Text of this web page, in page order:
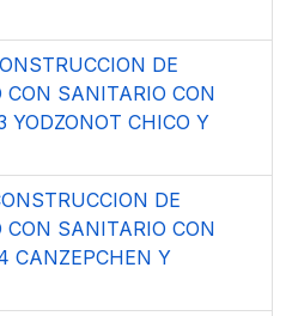
DE
SANITARIO CON
YODZONOT CHICO Y
DE
SANITARIO CON
CANZEPCHEN Y